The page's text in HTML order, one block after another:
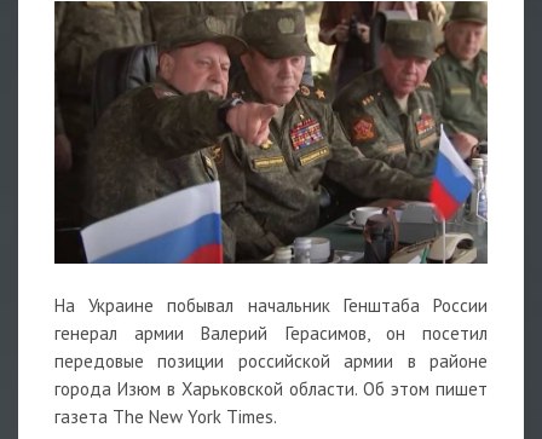
На Украине побывал начальник Генштаба России
генерал армии Валерий Герасимов, он посетил
передовые позиции российской армии в районе
города Изюм в Харьковской области. Об этом пишет
газета The New York Times.